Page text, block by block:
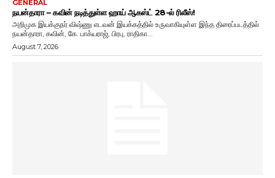
GENERAL
நயன்தாரா – கவின் நடித்துள்ள ஹாய் ஆகஸ்ட் 28-ல் ரிலீஸ்!
அறிமுக இயக்குநர் விஷ்ணு எடவன் இயக்கத்தில் உருவாகியுள்ள இந்த திரைப்படத்தில்
நயன்தாரா, கவின், கே. பாக்யராஜ், பிரபு, ராதிகா...
August 7, 2026